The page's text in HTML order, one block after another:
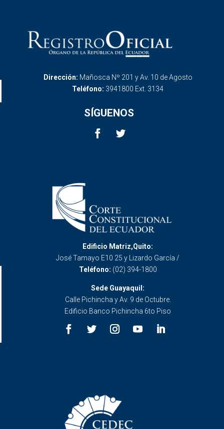
Dirección: Mañosca Nº 201 y Av. 10 de Agosto
Teléfono: 3941800 Ext. 3134
SÍGUENOS
Edificio Matriz,Quito:
José Tamayo E10 25 y Lizardo García /
Teléfono: (02) 394-1800
Sede Guayaquil:
Calle Pichincha y Av. 9 de Octubre.
Edificio Banco Pichincha 6to Piso